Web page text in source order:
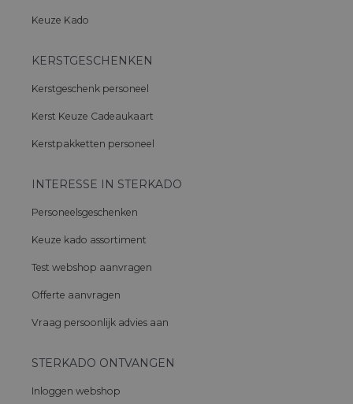
Keuze Kado
KERSTGESCHENKEN
Kerstgeschenk personeel
Kerst Keuze Cadeaukaart
Kerstpakketten personeel
INTERESSE IN STERKADO
Personeelsgeschenken
Keuze kado assortiment
Test webshop aanvragen
Offerte aanvragen
Vraag persoonlijk advies aan
STERKADO ONTVANGEN
Inloggen webshop